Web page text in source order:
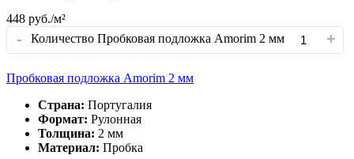
448 руб./м²
- Количество Пробковая подложка Amorim 2 мм +
Пробковая подложка Amorim 2 мм
Страна: Португалия
Формат: Рулонная
Толщина: 2 мм
Материал: Пробка